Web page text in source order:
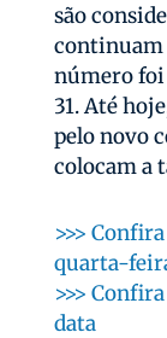
são
continuam
número
31. Até
pelo novo
colocam a
>>>
quarta-
>>>
data